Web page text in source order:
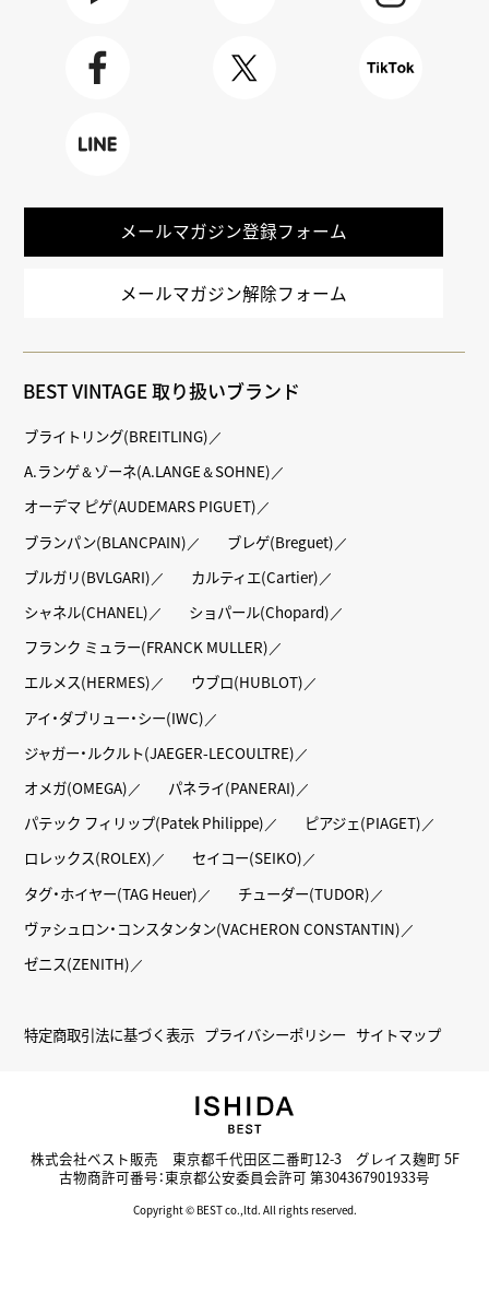
メールマガジン登録フォーム
メールマガジン解除フォーム
BEST VINTAGE 取り扱いブランド
ブライトリング(BREITLING)
A.ランゲ＆ゾーネ(A.LANGE＆SOHNE)
オーデマ ピゲ(AUDEMARS PIGUET)
ブランパン(BLANCPAIN)
ブレゲ(Breguet)
ブルガリ(BVLGARI)
カルティエ(Cartier)
シャネル(CHANEL)
ショパール(Chopard)
フランク ミュラー(FRANCK MULLER)
エルメス(HERMES)
ウブロ(HUBLOT)
アイ・ダブリュー・シー(IWC)
ジャガー・ルクルト(JAEGER-LECOULTRE)
オメガ(OMEGA)
パネライ(PANERAI)
パテック フィリップ(Patek Philippe)
ピアジェ(PIAGET)
ロレックス(ROLEX)
セイコー(SEIKO)
タグ・ホイヤー(TAG Heuer)
チューダー(TUDOR)
ヴァシュロン・コンスタンタン(VACHERON CONSTANTIN)
ゼニス(ZENITH)
特定商取引法に基づく表示 プライバシーポリシー サイトマップ
株式会社ベスト販売 東京都千代田区二番町12-3 グレイス麹町 5F
古物商許可番号：東京都公安委員会許可 第304367901933号
Copyright © BEST co.,ltd. All rights reserved.